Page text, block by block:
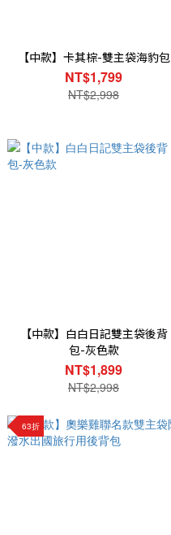
【中款】卡其棕-雙主袋海豹包
NT$1,799
NT$2,998
【中款】白白日記雙主袋後背
包-灰色款
NT$1,899
NT$2,998
63折